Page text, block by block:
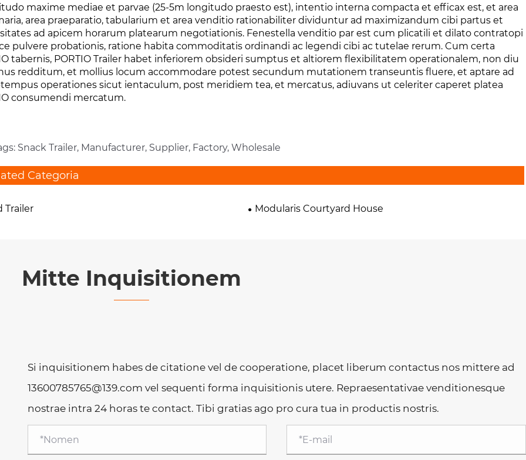
maxime mediae et parvae (25-5m longitudo praesto est), intentio interna compacta et efficax est, et area
area praeparatio, tabularium et area venditio rationabiliter dividuntur ad maximizandum cibi partus et
ad apicem horarum platearum negotiationis. Fenestella venditio par est cum plicatili et dilato contratopi
pulvere probationis, ratione habita commoditatis ordinandi ac legendi cibi ac tutelae rerum. Cum certa
tabernis, PORTIO Trailer habet inferiorem obsideri sumptus et altiorem flexibilitatem operationalem, non diu
redditum, et mollius locum accommodare potest secundum mutationem transeuntis fluere, et aptare ad
operationes sicut ientaculum, post meridiem tea, et mercatus, adiuvans ut celeriter caperet platea
consumendi mercatum.
Snack Trailer, Manufacturer, Supplier, Factory, Wholesale
Categoria
Trailer Modularis Courtyard House
Mitte Inquisitionem
Si inquisitionem habes de citatione vel de cooperatione, placet liberum contactus nos mittere ad
13600785765@139.com vel sequenti forma inquisitionis utere. Repraesentativae venditionesque
nostrae intra 24 horas te contact. Tibi gratias ago pro cura tua in productis nostris.